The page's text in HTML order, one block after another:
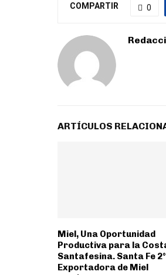
COMPARTIR 0
ARTÍCULOS
Miel, Una Oportunidad
Productiva para la
Santafesina. Santa Fe 2°
Exportadora de Miel